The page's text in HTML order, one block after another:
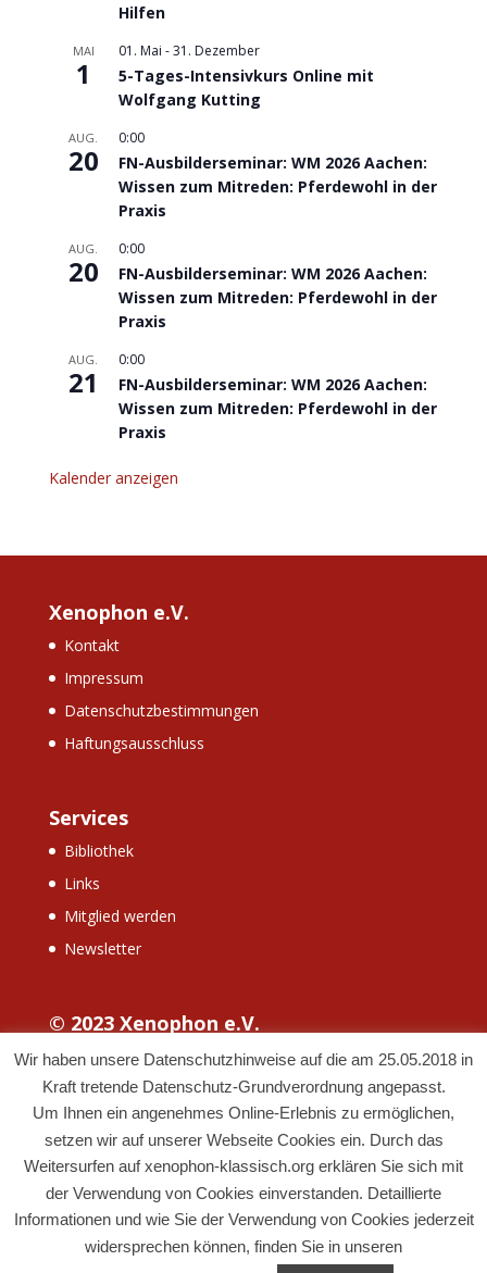
Hilfen
MAI
1
01. Mai -31. Dezember
5-Tages-Intensivkurs Online mit
Wolfgang Kutting
AUG.
20
0:00
FN-Ausbilderseminar: WM 2026 Aachen:
Wissen zum Mitreden: Pferdewohl in der
Praxis
AUG.
20
0:00
FN-Ausbilderseminar: WM 2026 Aachen:
Wissen zum Mitreden: Pferdewohl in der
Praxis
AUG.
21
0:00
FN-Ausbilderseminar: WM 2026 Aachen:
Wissen zum Mitreden: Pferdewohl in der
Praxis
Kalender anzeigen
Xenophon e.V.
Kontakt
Impressum
Datenschutzbestimmungen
Haftungsausschluss
Services
Bibliothek
Links
Mitglied werden
Newsletter
© 2023 Xenophon e.V.
Wir haben unsere Datenschutzhinweise auf die am 25.05.2018 in
Kraft tretende Datenschutz-Grundverordnung angepasst.
Um Ihnen ein angenehmes Online-Erlebnis zu ermöglichen,
setzen wir auf unserer Webseite Cookies ein. Durch das
Weitersurfen auf xenophon-klassisch.org erklären Sie sich mit
der Verwendung von Cookies einverstanden. Detaillierte
Informationen und wie Sie der Verwendung von Cookies jederzeit
widersprechen können, finden Sie in unseren